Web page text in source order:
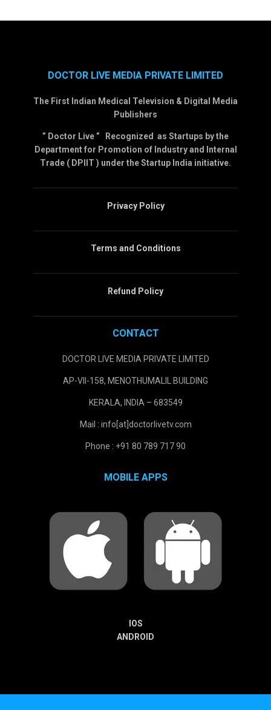
DOCTOR LIVE MEDIA PRIVATE LIMITED
The First Indian Medical Television & Digital Media
Publishers
” Doctor Live ” Recognized as Startups by the
Department for Promotion of Industry and Internal
Trade ( DPIIT ) under the Startup India initiative.
Privacy Policy
Terms and Conditions
Refund Policy
CONTACT
DOCTOR LIVE MEDIA PRIVATE LIMITED
AP-VII-158, MENOTHUMALIL BUILDING
KERALA, INDIA – 683549
Mail : info[at]doctorlivetv.com
Phone : +91 80 789 717 90
MOBILE APPS
IOS
ANDROID